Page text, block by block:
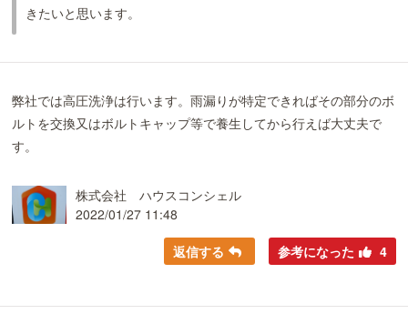
きたいと思います。
弊社では高圧洗浄は行います。雨漏りが特定できればその部分のボ
ルトを交換又はボルトキャップ等で養生してから行えば大丈夫で
す。
株式会社 ハウスコンシェル
2022/01/27 11:48
返信する 参考になった 4